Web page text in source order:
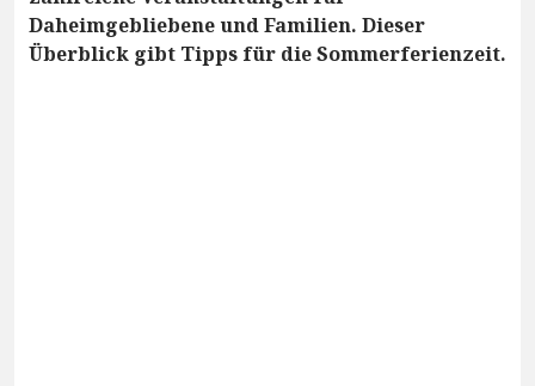
Daheimgebliebene und Familien. Dieser
Überblick gibt Tipps für die Sommerferienzeit.